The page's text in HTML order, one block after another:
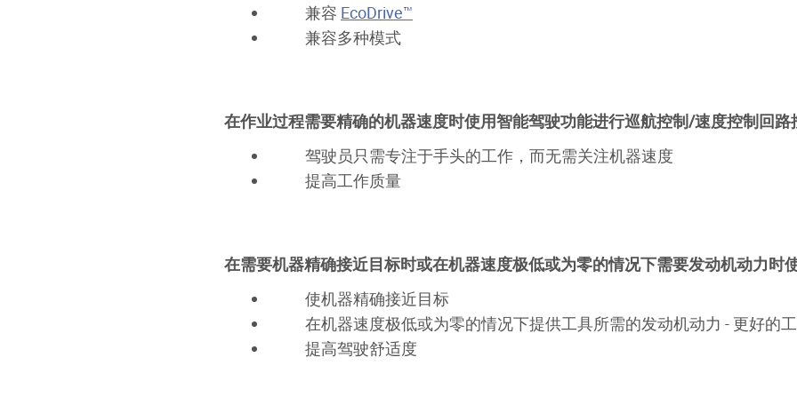
兼容 EcoDrive™
兼容多种模式
在作业过程需要精确的机器速度时使用智能驾驶功能进行巡航控制/速度控制回路
驾驶员只需专注于手头的工作，而无需关注机器速度
提高工作质量
在需要机器精确接近目标时或在机器速度极低或为零的情况下需要发动机动力时
使机器精确接近目标
在机器速度极低或为零的情况下提供工具所需的发动机动力 - 更好的
提高驾驶舒适度